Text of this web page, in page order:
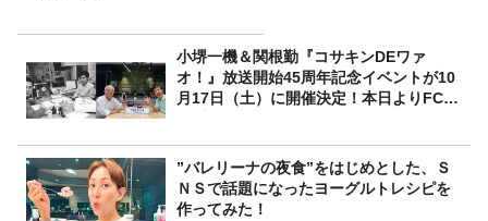
小堺一機＆関根勤『コサキンDEワァ
オ！』放送開始45周年記念イベントが10
月17日（土）に開催決定！本日よりFC先
”バレリーナの夜食”をはじめとした、Ｓ
ＮＳで話題になったヨーグルトレシピを
作ってみた！